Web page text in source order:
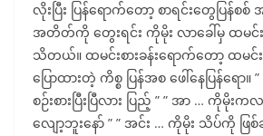
လိုးပြီး ပြန်ရောက်တော့ စာရင်းတွေပြန်စစ်
အတိတ်ကို တွေးရင်း ကိုမိုး လာခေါ်မှ ထမင်းစ
သိတယ်။ ထမင်းစားခန်းရောက်တော့ ထမင်
ပြောထားတဲ့ ကိစ္စ ပြန်အစ ဖေါ်နေပြန်ရော။
စဉ်းစားပြီးပြီလား ပြည့် ” ” အာ … ကိုမို
လျော့ဘူးနော် ” ” အင်း … ကိုမိုး သိပ်ကို ဖ